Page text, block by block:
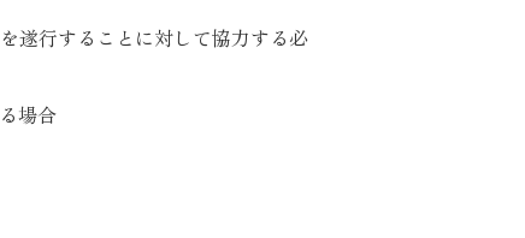
遂行することに対して協力する必
場合